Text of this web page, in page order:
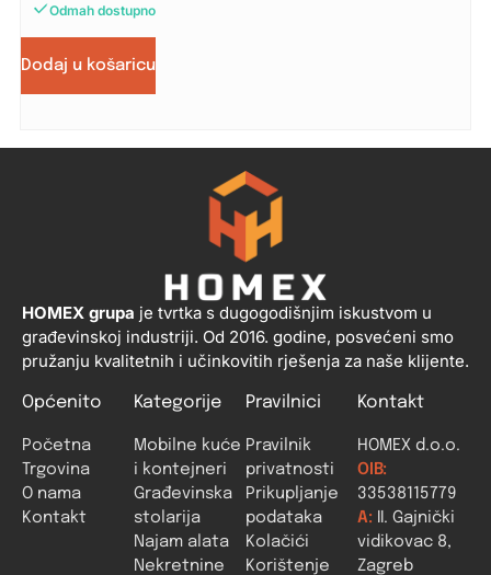
Odmah dostupno
Dodaj u košaricu
HOMEX grupa je tvrtka s dugogodišnjim iskustvom u
građevinskoj industriji. Od 2016. godine, posvećeni smo
pružanju kvalitetnih i učinkovitih rješenja za naše klijente.
Općenito
Početna
Trgovina
O nama
Kontakt
Kategorije
Mobilne kuće
i kontejneri
Građevinska
stolarija
Najam alata
Nekretnine
Pravilnici
Pravilnik
privatnosti
Prikupljanje
podataka
Kolačići
Korištenje
Kontakt
HOMEX d.o.o.
OIB:
33538115779
A: II. Gajnički
vidikovac 8,
Zagreb